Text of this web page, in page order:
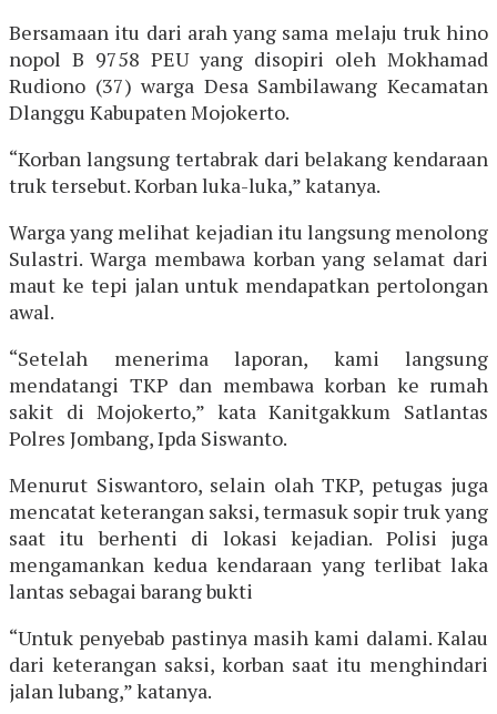
Bersamaan itu dari arah yang sama melaju truk hino
nopol B 9758 PEU yang disopiri oleh Mokhamad
Rudiono (37) warga Desa Sambilawang Kecamatan
Dlanggu Kabupaten Mojokerto.
“Korban langsung tertabrak dari belakang kendaraan
truk tersebut. Korban luka-luka,” katanya.
Warga yang melihat kejadian itu langsung menolong
Sulastri. Warga membawa korban yang selamat dari
maut ke tepi jalan untuk mendapatkan pertolongan
awal.
“Setelah menerima laporan, kami langsung
mendatangi TKP dan membawa korban ke rumah
sakit di Mojokerto,” kata Kanitgakkum Satlantas
Polres Jombang, Ipda Siswanto.
Menurut Siswantoro, selain olah TKP, petugas juga
mencatat keterangan saksi, termasuk sopir truk yang
saat itu berhenti di lokasi kejadian. Polisi juga
mengamankan kedua kendaraan yang terlibat laka
lantas sebagai barang bukti
“Untuk penyebab pastinya masih kami dalami. Kalau
dari keterangan saksi, korban saat itu menghindari
jalan lubang,” katanya.